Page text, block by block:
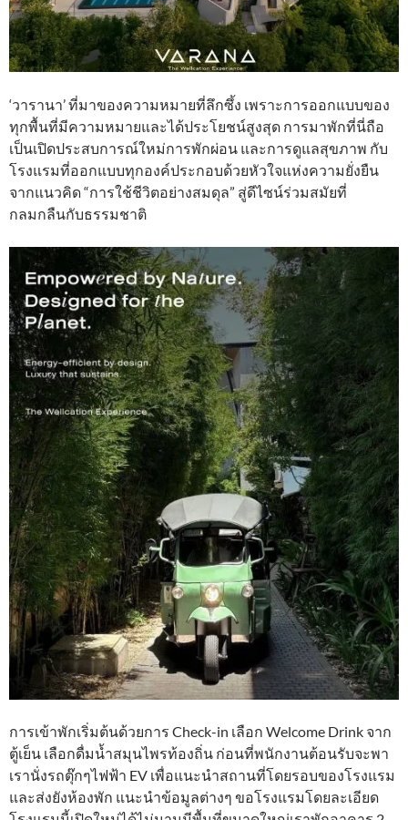
‘วารานา’ ที่มาของความหมายที่ลึกซึ้ง เพราะการออกแบบของ
ทุกพื้นที่มีความหมายและได้ประโยชน์สูงสุด การมาพักที่นี่ถือ
เป็นเปิดประสบการณ์ใหม่การพักผ่อน และการดูแลสุขภาพ กับ
โรงแรมที่ออกแบบทุกองค์ประกอบด้วยหัวใจแห่งความยั่งยืน
จากแนวคิด “การใช้ชีวิตอย่างสมดุล” สู่ดีไซน์ร่วมสมัยที่
กลมกลืนกับธรรมชาติ
การเข้าพักเริ่มต้นด้วยการ Check-in เลือก Welcome Drink จาก
ตู้เย็น เลือกดื่มน้ำสมุนไพรท้องถิ่น ก่อนที่พนักงานต้อนรับจะพา
เรานั่งรถตุ๊กๆไฟฟ้า EV เพื่อแนะนำสถานที่โดยรอบของโรงแรม
และส่งยังห้องพัก แนะนำข้อมูลต่างๆ ขอโรงแรมโดยละเอียด